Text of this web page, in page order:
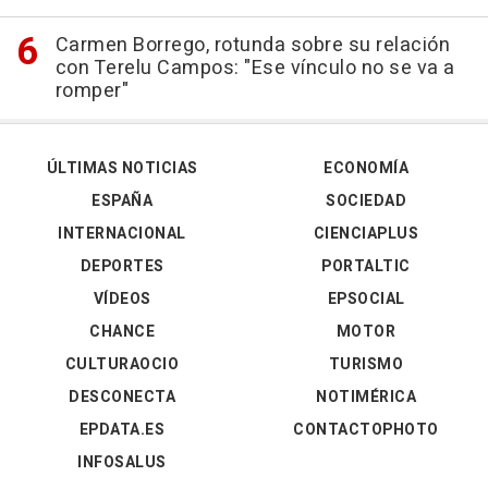
Carmen Borrego, rotunda sobre su relación
con Terelu Campos: "Ese vínculo no se va a
romper"
ÚLTIMAS NOTICIAS
ESPAÑA
INTERNACIONAL
DEPORTES
VÍDEOS
ECONOMÍA
SOCIEDAD
CIENCIAPLUS
PORTALTIC
EPSOCIAL
CHANCE
CULTURAOCIO
DESCONECTA
EPDATA.ES
INFOSALUS
MOTOR
TURISMO
NOTIMÉRICA
CONTACTOPHOTO